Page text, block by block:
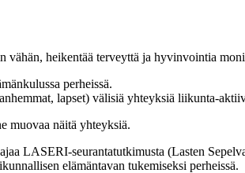
heikentää terveyttä ja hyvinvointia
perheissä.
lapset) välisiä yhteyksiä liikunta-
muovaa näitä yhteyksiä.
LASERI-seurantatutkimusta (Lasten
elämäntavan tukemiseksi perheissä.